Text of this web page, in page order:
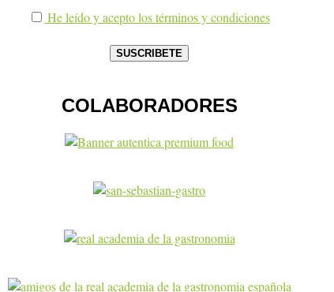
He leído y acepto los términos y condiciones
COLABORADORES